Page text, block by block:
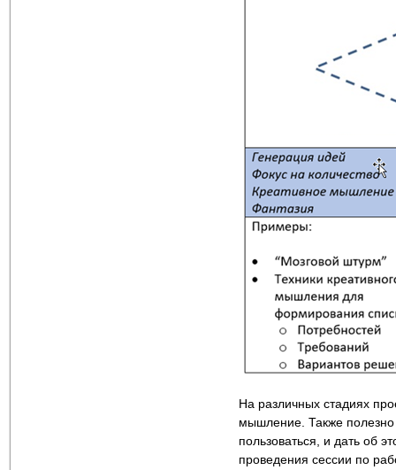
На различных стадиях
мышление. Также
пользоваться, и дать об
проведения сессии по